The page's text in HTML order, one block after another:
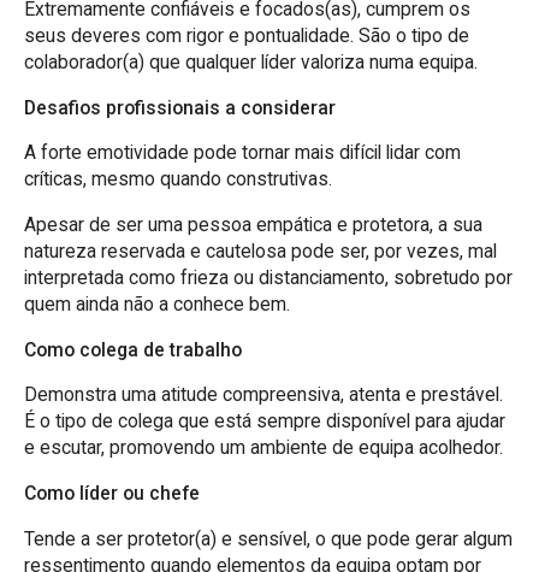
Extremamente confiáveis e focados(as), cumprem os
seus deveres com rigor e pontualidade. São o tipo de
colaborador(a) que qualquer líder valoriza numa equipa.
Desafios profissionais a considerar
A forte emotividade pode tornar mais difícil lidar com
críticas, mesmo quando construtivas.
Apesar de ser uma pessoa empática e protetora, a sua
natureza reservada e cautelosa pode ser, por vezes, mal
interpretada como frieza ou distanciamento, sobretudo por
quem ainda não a conhece bem.
Como colega de trabalho
Demonstra uma atitude compreensiva, atenta e prestável.
É o tipo de colega que está sempre disponível para ajudar
e escutar, promovendo um ambiente de equipa acolhedor.
Como líder ou chefe
Tende a ser protetor(a) e sensível, o que pode gerar algum
ressentimento quando elementos da equipa optam por